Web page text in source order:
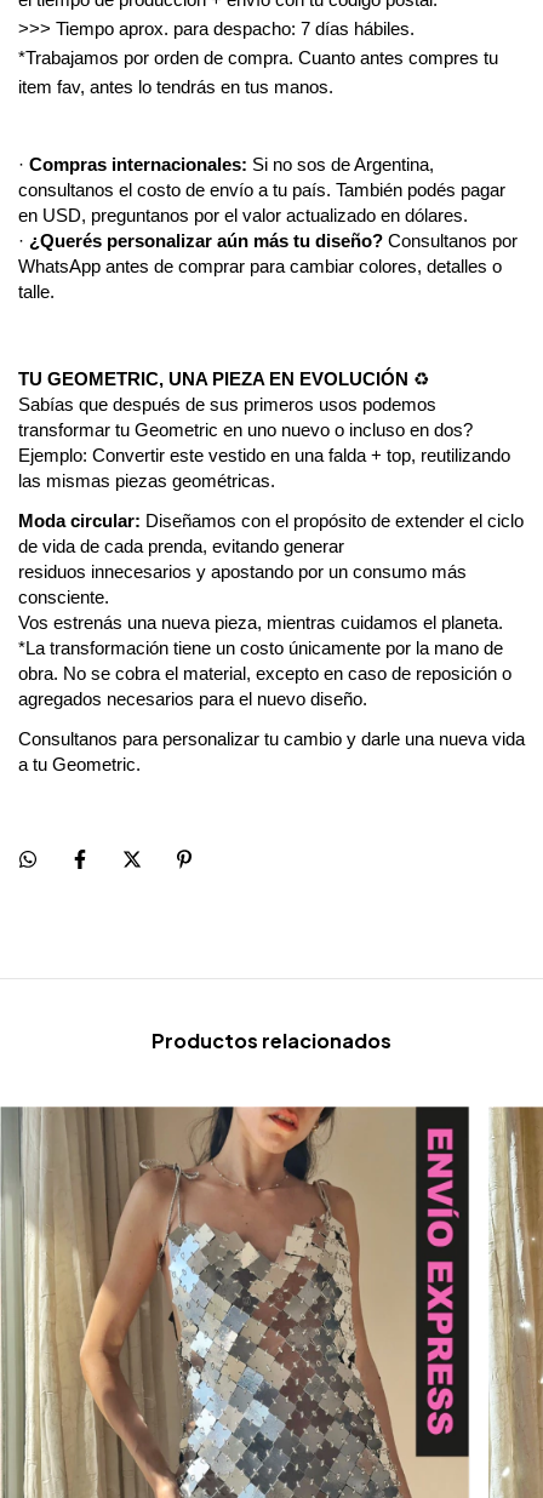
>>> Tiempo aprox. para despacho: 7 días hábiles.
*Trabajamos por orden de compra. Cuanto antes compres tu
item fav, antes lo tendrás en tus manos.
· Compras internacionales: Si no sos de Argentina,
consultanos el costo de envío a tu país. También podés pagar
en USD, preguntanos por el valor actualizado en dólares.
· ¿Querés personalizar aún más tu diseño? Consultanos por
WhatsApp antes de comprar para cambiar colores, detalles o
talle.
TU GEOMETRIC, UNA PIEZA EN EVOLUCIÓN ♻️
Sabías que después de sus primeros usos podemos
transformar tu Geometric en uno nuevo o incluso en dos?
Ejemplo: Convertir este vestido en una falda + top, reutilizando
las mismas piezas geométricas.
Moda circular: Diseñamos con el propósito de extender el ciclo
de vida de cada prenda, evitando generar
residuos innecesarios y apostando por un consumo más
consciente.
Vos estrenás una nueva pieza, mientras cuidamos el planeta.
*La transformación tiene un costo únicamente por la mano de
obra. No se cobra el material, excepto en caso de reposición o
agregados necesarios para el nuevo diseño.
Consultanos para personalizar tu cambio y darle una nueva vida
a tu Geometric.
Productos relacionados